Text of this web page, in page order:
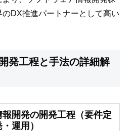
DX推進パートナーとして高い
発工程と手法の詳細解
開発の開発工程（要件定
運用）